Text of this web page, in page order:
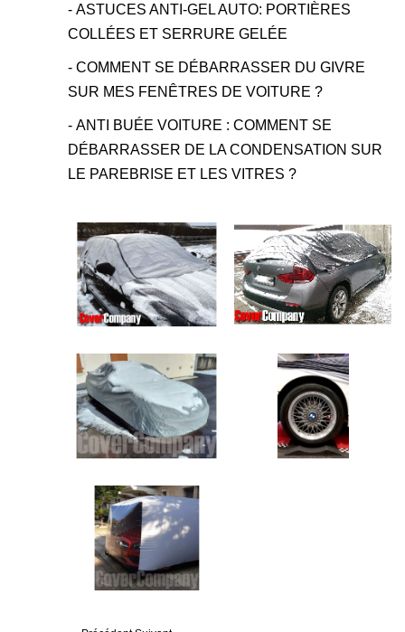
- ASTUCES ANTI-GEL AUTO: PORTIÈRES
COLLÉES ET SERRURE GELÉE
- COMMENT SE DÉBARRASSER DU GIVRE
SUR MES FENÊTRES DE VOITURE ?
- ANTI BUÉE VOITURE : COMMENT SE
DÉBARRASSER DE LA CONDENSATION SUR
LE PAREBRISE ET LES VITRES ?